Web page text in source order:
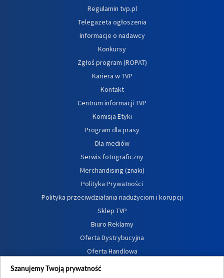
Regulamin tvp.pl
Telegazeta ogłoszenia
Informacje o nadawcy
Konkursy
Zgłoś program (ROPAT)
Kariera w TVP
Kontakt
Centrum informacji TVP
Komisja Etyki
Program dla prasy
Dla mediów
Serwis fotograficzny
Merchandising (znaki)
Polityka Prywatności
Polityka przeciwdziałania nadużyciom i korupcji
Sklep TVP
Biuro Reklamy
Oferta Dystrybucyjna
Oferta Handlowa
Dostępność
Szanujemy Twoją prywatność